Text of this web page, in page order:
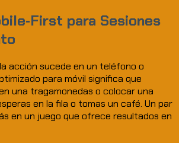
para Sesiones
acción sucede en un teléfono o
para móvil significa que
una tragamonedas o colocar una
en la fila o tomas un café. Un par
en un juego que ofrece resultados en